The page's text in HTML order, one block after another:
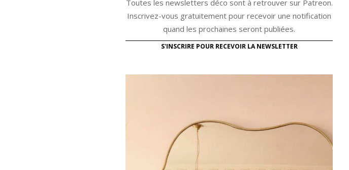
Toutes les newsletters déco sont à retrouver sur Patreon.
Inscrivez-vous gratuitement pour recevoir une notification
quand les prochaines seront publiées.
S'INSCRIRE POUR RECEVOIR LA NEWSLETTER